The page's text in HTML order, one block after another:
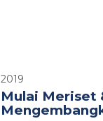
2019
Mulai Meriset